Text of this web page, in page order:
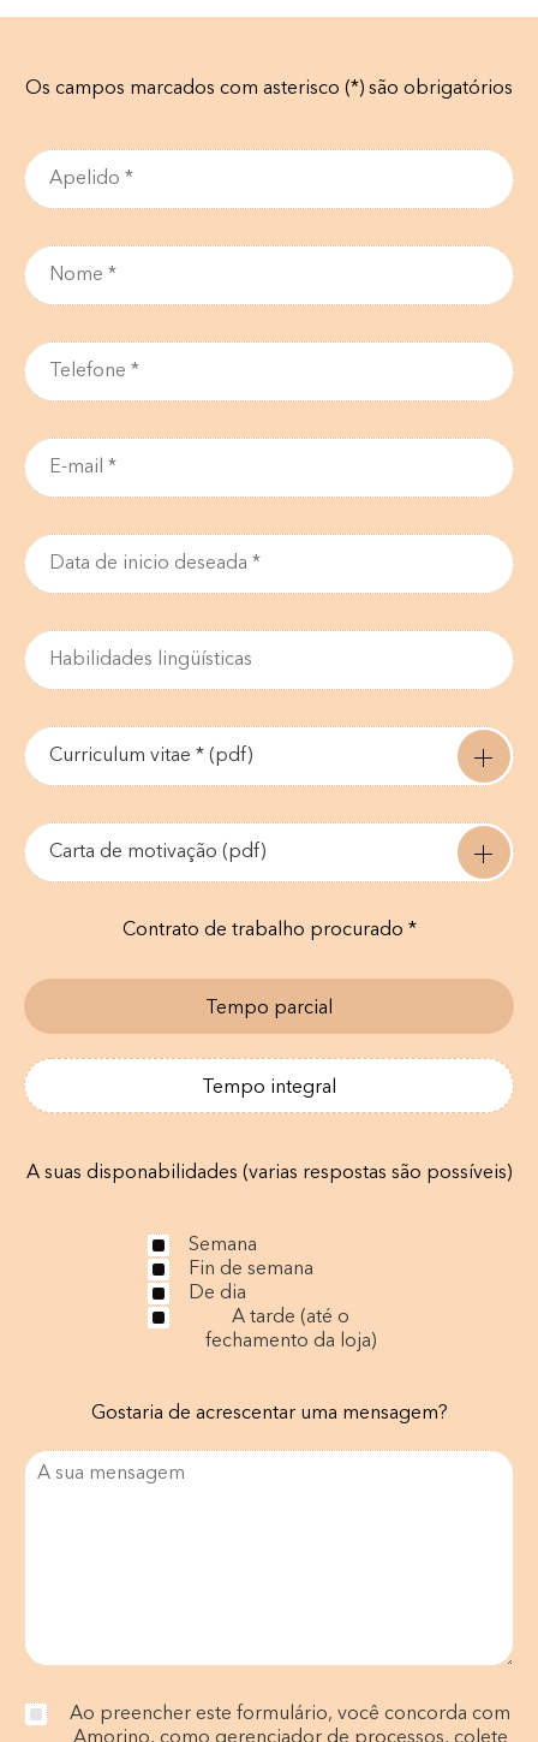
Os campos marcados com asterisco (*) são obrigatórios
Curriculum vitae * (pdf)
Carta de motivação (pdf)
Contrato de trabalho procurado *
Tempo parcial
Tempo integral
A suas disponabilidades (varias respostas são possíveis)
Semana
Fin de semana
De dia
A tarde (até o
fechamento da loja)
Gostaria de acrescentar uma mensagem?
Ao preencher este formulário, você concorda com